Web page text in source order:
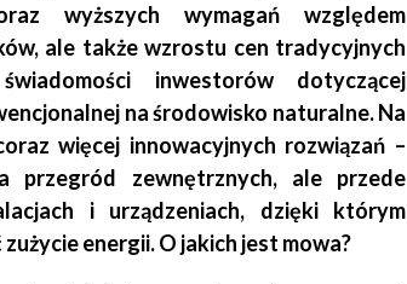
wyższych wymagań względem
ale także wzrostu cen tradycyjnych
inwestorów dotyczącej
na środowisko naturalne. Na
więcej innowacyjnych rozwiązań –
przegród zewnętrznych, ale przede
i urządzeniach, dzięki którym
energii. O jakich jest mowa?